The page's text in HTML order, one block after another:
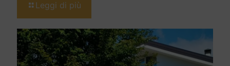
Leggi di più